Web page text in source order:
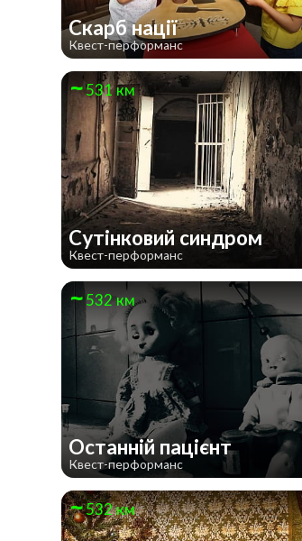
Скарб нації
Квест-перформанс
531 км
Сутінковий синдром
Квест-перформанс
532 км
Останній пацієнт
Квест-перформанс
532 км